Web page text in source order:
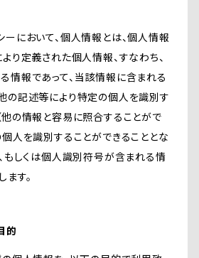
ーにおいて、個人情報とは、個人情報
り定義された個人情報、すなわち、
情報であって、当該情報に含まれる
の記述等により特定の個人を識別す
他の情報と容易に照合することがで
個人を識別することができることとな
もしくは個人識別符号が含まれる情
す。
的